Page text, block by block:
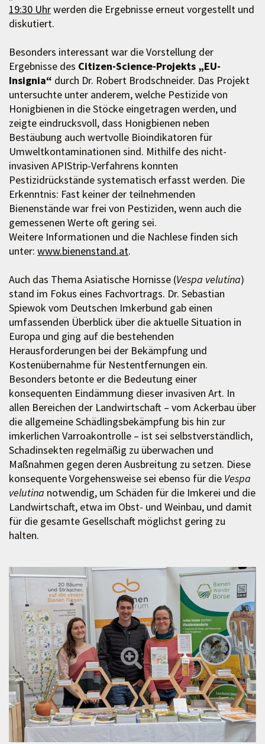
19:30 Uhrwerden die Ergebnisse erneut vorgestellt und
diskutiert.
Besonders interessant war die Vorstellung der
Ergebnisse des Citizen-Science-Projekts „EU-
Insignia“ durch Dr. Robert Brodschneider. Das Projekt
untersuchte unter anderem, welche Pestizide von
Honigbienen in die Stöcke eingetragen werden, und
zeigte eindrucksvoll, dass Honigbienen neben
Bestäubung auch wertvolle Bioindikatoren für
Umweltkontaminationen sind. Mithilfe des nicht-
invasiven APIStrip-Verfahrens konnten
Pestizidrückstände systematisch erfasst werden. Die
Erkenntnis: Fast keiner der teilnehmenden
Bienenstände war frei von Pestiziden, wenn auch die
gemessenen Werte oft gering sei.
Weitere Informationen und die Nachlese finden sich
unter: www.bienenstand.at.
Auch das Thema Asiatische Hornisse (Vespa velutina)
stand im Fokus eines Fachvortrags. Dr. Sebastian
Spiewok vom Deutschen Imkerbund gab einen
umfassenden Überblick über die aktuelle Situation in
Europa und ging auf die bestehenden
Herausforderungen bei der Bekämpfung und
Kostenübernahme für Nestentfernungen ein.
Besonders betonte er die Bedeutung einer
konsequenten Eindämmung dieser invasiven Art. In
allen Bereichen der Landwirtschaft – vom Ackerbau über
die allgemeine Schädlingsbekämpfung bis hin zur
imkerlichen Varroakontrolle – ist sei selbstverständlich,
Schadinsekten regelmäßig zu überwachen und
Maßnahmen gegen deren Ausbreitung zu setzen. Diese
konsequente Vorgehensweise sei ebenso für die Vespa
velutina notwendig, um Schäden für die Imkerei und die
Landwirtschaft, etwa im Obst- und Weinbau, und damit
für die gesamte Gesellschaft möglichst gering zu
halten.